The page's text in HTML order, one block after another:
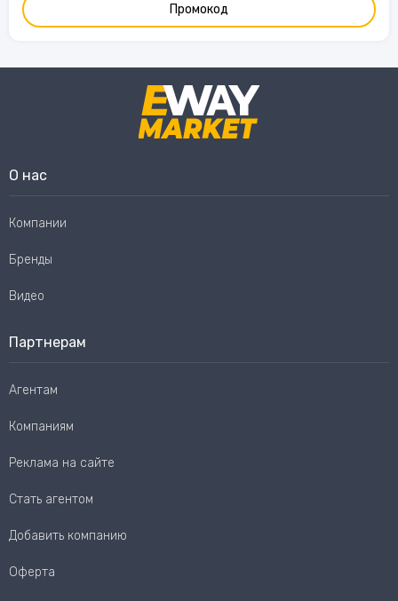
Промокод
О нас
Компании
Бренды
Видео
Партнерам
Агентам
Компаниям
Реклама на сайте
Стать агентом
Добавить компанию
Оферта